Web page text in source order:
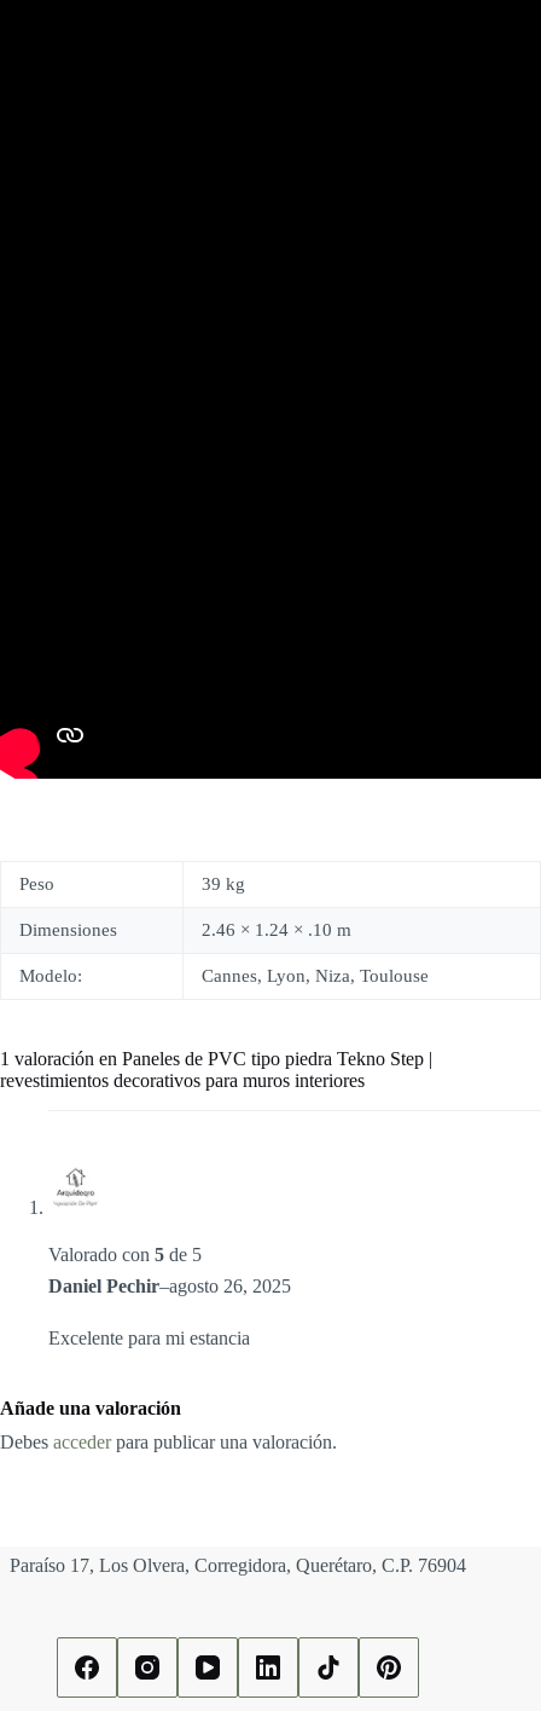
Peso 39 kg
Dimensiones 2.46 × 1.24 × .10 m
Modelo: Cannes, Lyon, Niza, Toulouse
1 valoración en Paneles de PVC tipo piedra Tekno Step |
revestimientos decorativos para muros interiores
Valorado con 5 de 5
Daniel Pechir–agosto 26, 2025
Excelente para mi estancia
Añade una valoración
Debes accederpara publicar una valoración.
Paraíso 17, Los Olvera, Corregidora, Querétaro, C.P. 76904